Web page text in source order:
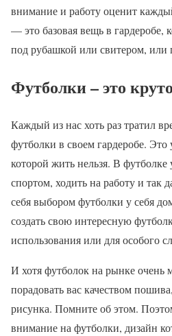
внимание и работу оценит
— это базовая вещь в гардеробе,
под рубашкой или свитером, или
Футболки – это круто
Каждый из нас хоть раз тратил
футболки в своем гардеробе. Это
которой жить нельзя. В футболке
спортом, ходить на работу и так
себя выбором футболки у себя
создать свою интересную
использования или для особого
И хотя футболок на рынке очень
порадовать вас качеством
рисунка. Помните об этом.
внимание на футболки, дизайн